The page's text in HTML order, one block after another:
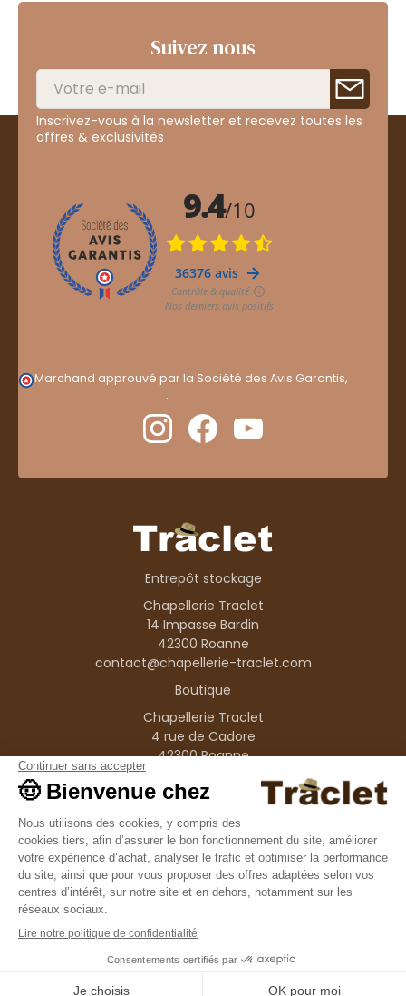
Suivez nous
Inscrivez-vous à la newsletter et recevez toutes les
offres & exclusivités
Marchand approuvé par la Société des Avis Garantis,
.
Entrepôt stockage
Chapellerie Traclet
14 Impasse Bardin
42300 Roanne
contact@chapellerie-traclet.com
Boutique
Chapellerie Traclet
4 rue de Cadore
42300 Roanne
Produits
Nos marques